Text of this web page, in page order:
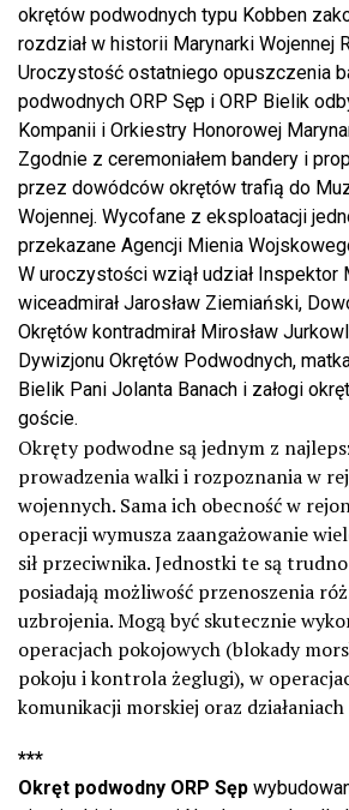
okrętów podwodnych typu Kobben
rozdział w historii Marynarki Wojennej
Uroczystość ostatniego opuszczenia
podwodnych ORP Sęp i ORP Bielik
Kompanii i Orkiestry Honorowej
Zgodnie z ceremoniałem bandery i
przez dowódców okrętów trafią do
Wojennej. Wycofane z eksploatacji
przekazane Agencji Mienia
W uroczystości wziął udział Inspektor
wiceadmirał Jarosław Ziemiański,
Okrętów kontradmirał Mirosław
Dywizjonu Okrętów Podwodnych,
Bielik Pani Jolanta Banach i załogi
goście.
Okręty podwodne są jednym z
prowadzenia walki i rozpoznania w
wojennych. Sama ich obecność w
operacji wymusza zaangażowanie
sił przeciwnika. Jednostki te są
posiadają możliwość przenoszenia
uzbrojenia. Mogą być skutecznie
operacjach pokojowych (blokady
pokoju i kontrola żeglugi), w
komunikacji morskiej oraz działaniach
***
Okręt podwodny ORP Sęp